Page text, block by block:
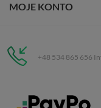
MOJE KONTO
+48 534 865 656
C.H. Respan,